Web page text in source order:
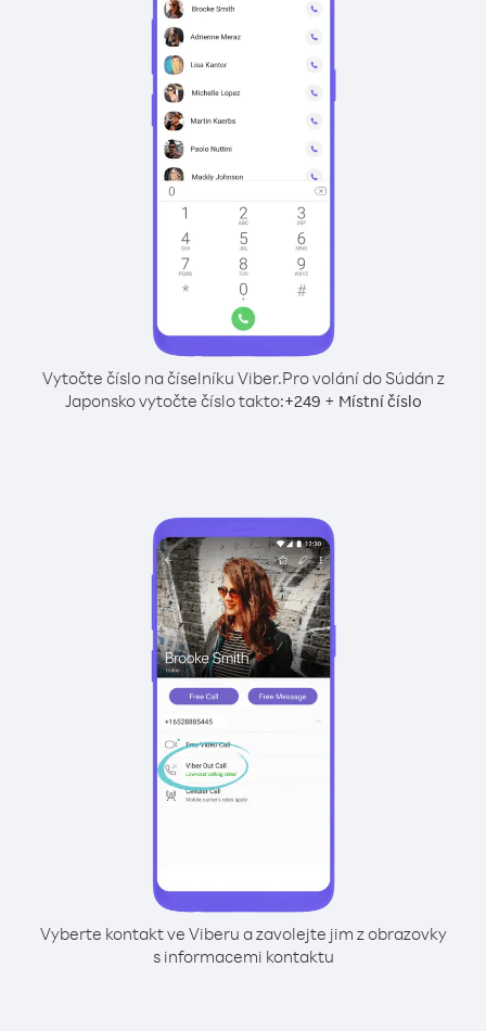
Vytočte číslo na číselníku Viber.Pro volání do Súdán z
Japonsko vytočte číslo takto:+249 + Místní číslo
Vyberte kontakt ve Viberu a zavolejte jim z obrazovky
s informacemi kontaktu